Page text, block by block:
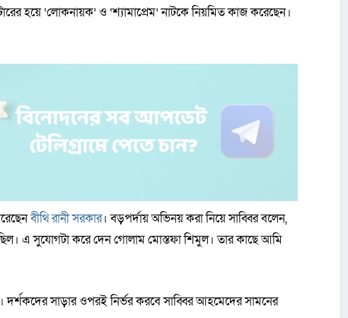
হয়ে ‘লোকনায়ক’ ও ‘শ্যামাপ্রেম’ নাটকে নিয়মিত কাজ করেছেন।
বীথি রানী সরকার। বড়পর্দায় অভিনয় করা নিয়ে সাব্বির বলেন,
এ সুযোগটা করে দেন গোলাম মোস্তফা শিমুল। তার কাছে আমি
দর্শকদের সাড়ার ওপরই নির্ভর করবে সাব্বির আহমেদের সামনের